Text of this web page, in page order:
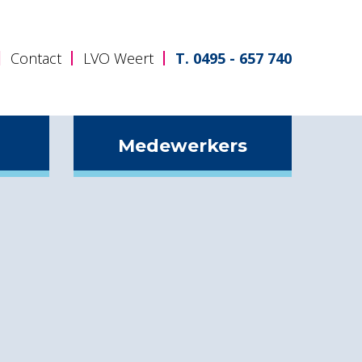
Contact LVO Weert T. 0495 - 657 740
Medewerkers